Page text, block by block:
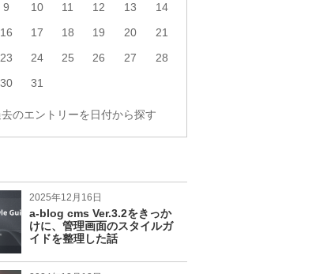
の
リ
ク
9 10 11 12 13
14
16 17 18 19 20
21
23 24 25 26 27
28
30 31
のエントリーを日付から探す
2025年12月16日
a-blog cms Ver.3.2をきっか
けに、管理画面のスタイルガ
イドを整理した話